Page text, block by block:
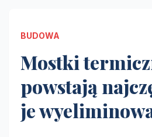
BUDOWA
Mostki
powstają
je